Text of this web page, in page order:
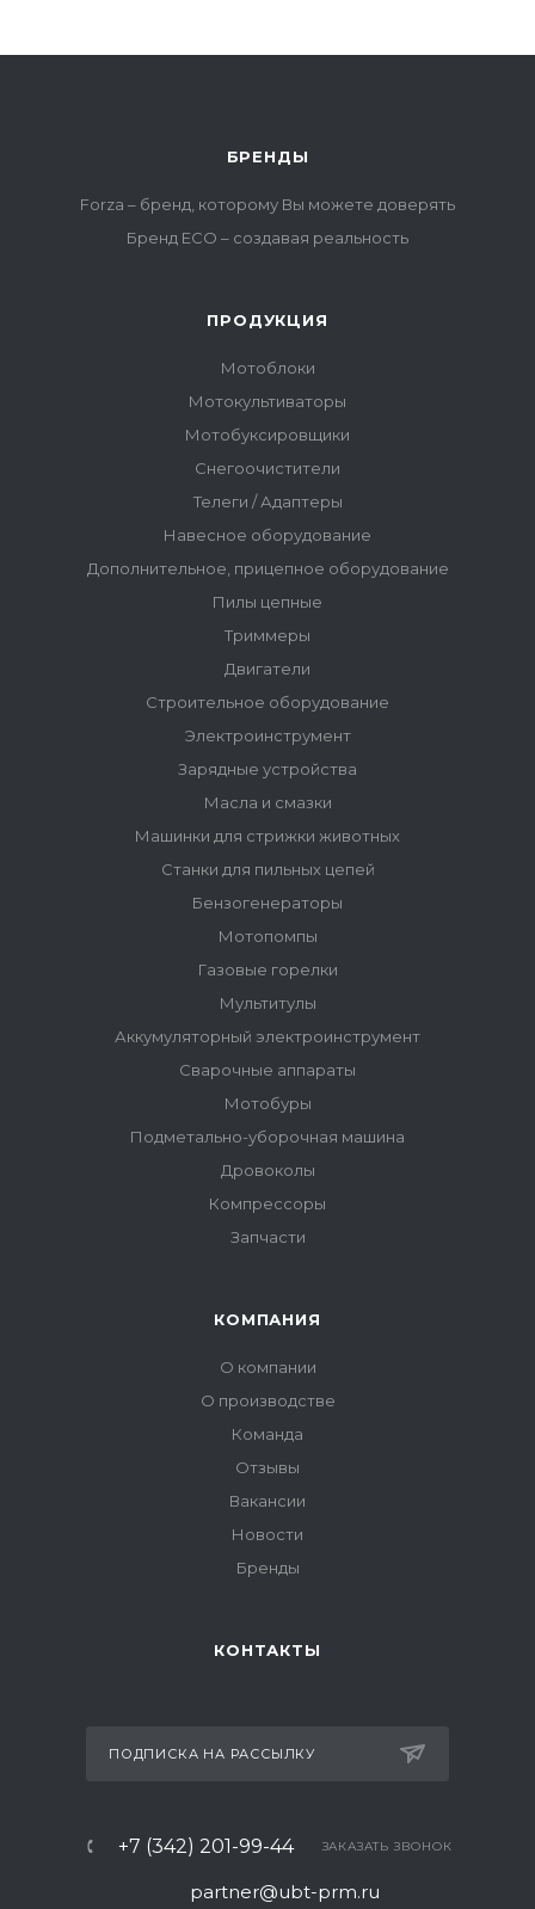
БРЕНДЫ
Forza – бренд, которому Вы можете доверять
Бренд ECO – создавая реальность
ПРОДУКЦИЯ
Мотоблоки
Мотокультиваторы
Мотобуксировщики
Снегоочистители
Телеги / Адаптеры
Навесное оборудование
Дополнительное, прицепное оборудование
Пилы цепные
Триммеры
Двигатели
Строительное оборудование
Электроинструмент
Зарядные устройства
Масла и смазки
Машинки для стрижки животных
Станки для пильных цепей
Бензогенераторы
Мотопомпы
Газовые горелки
Мультитулы
Аккумуляторный электроинструмент
Сварочные аппараты
Мотобуры
Подметально-уборочная машина
Дровоколы
Компрессоры
Запчасти
КОМПАНИЯ
О компании
О производстве
Команда
Отзывы
Вакансии
Новости
Бренды
КОНТАКТЫ
ПОДПИСКА НА РАССЫЛКУ
+7 (342) 201-99-44 ЗАКАЗАТЬ ЗВОНОК
partner@ubt-prm.ru